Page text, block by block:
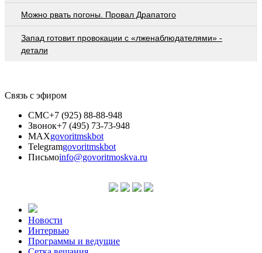
Можно рвать погоны. Провал Драпатого
Запад готовит провокации с «лженаблюдателями» -
детали
Связь с эфиром
СМС+7 (925) 88-88-948
Звонок+7 (495) 73-73-948
MAXgovoritmskbot
Telegramgovoritmskbot
Письмоinfo@govoritmoskva.ru
Новости
Интервью
Программы и ведущие